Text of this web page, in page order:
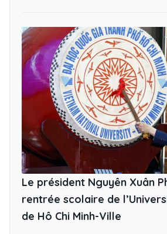
Le président Nguyên Xuân
rentrée scolaire de
de Hô Chi Minh-Ville